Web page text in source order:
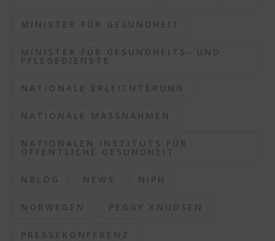
MINISTER FÜR GESUNDHEIT
MINISTER FÜR GESUNDHEITS- UND
PFLEGEDIENSTE
NATIONALE ERLEICHTERUNG
NATIONALE MASSNAHMEN
NATIONALEN INSTITUTS FÜR
ÖFFENTLICHE GESUNDHEIT
NBLOG NEWS NIPH
NORWEGEN PEGGY KNUDSEN
PRESSEKONFERENZ